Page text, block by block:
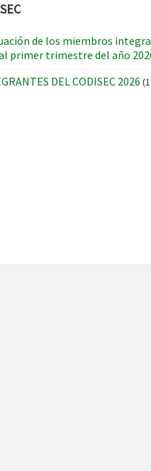
de los miembros
primer trimestre del año
DEL CODISEC 2026